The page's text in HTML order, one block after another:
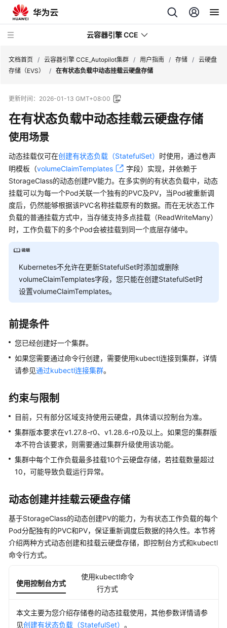
云容器引擎 CCE
最
动
态
服
务
公
告
产
品
介
绍
计
明
快
速
入
用
户
南
集
群
工
作
负
载
镜
像
存
络
文档首页 / 云容器引擎 CCE_Autopilot集群 / 用户指南 / 存储 / 云硬盘
存储（EVS）
/ 在有状态负载中动态挂载云硬盘存储
更新时间： 2026-01-13 GMT+08:00
在有状态负载中动态挂载云硬盘存储
使用场景
动态挂载仅可在创建有状态负载（StatefulSet） 时使用，通过卷声
明模板（volumeClaimTemplates
字段）实现，并依赖于
StorageClass的动态创建PV能力。在多实例的有状态负载中，动态
挂载可以为每一个Pod关联一个独有的PVC及PV，当Pod被重新调
度后，仍然能够根据该PVC名称挂载原有的数据。而在无状态工作
负载的普通挂载方式中，当存储支持多点挂载（ReadWriteMany）
时，工作负载下的多个Pod会被挂载到同一个底层存储中。
Kubernetes不允许在更新StatefulSet时添加或删除
volumeClaimTemplates字段，您只能在创建StatefulSet时
设置volumeClaimTemplates。
前提条件
您已经创建好一个集群。
如果您需要通过命令行创建，需要使用kubectl连接到集群，详情
请参见通过kubectl连接集群。
约束与限制
目前，只有部分区域支持使用云硬盘，具体请以控制台为准。
集群版本要求在v1.27.8-r0、v1.28.6-r0及以上。如果您的集群版
本不符合该要求，则需要通过集群升级使用该功能。
集群中每个工作负载最多挂载10个云硬盘存储，若挂载数量超过
10，可能导致负载运行异常。
动态创建并挂载云硬盘存储
基于StorageClass的动态创建PV的能力，为有状态工作负载的每个
Pod分配独有的PVC和PV，保证重新调度后数据的持久性。本节将
介绍两种方式动态创建和挂载云硬盘存储，即控制台方式和kubectl
命令行方式。
使用控制台方式
使用kubectl命令
行方式
本文主要为您介绍存储卷的动态挂载使用，其他参数详情请参
见创建有状态负载（StatefulSet） 。